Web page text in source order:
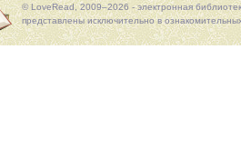
© LoveRead, 2009–2026 - электронная
представлены исключительно в